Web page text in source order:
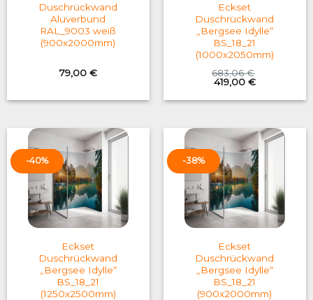
Duschrückwand
Aluverbund
RAL_9003 weiß
(900x2000mm)
79,00 €
Eckset
Duschrückwand
„Bergsee Idylle“
BS_18_21
(1000x2050mm)
683,06€
Original
price
was:
419,00 €Current
is:
-40%
Eckset
Duschrückwand
„Bergsee Idylle“
BS_18_21
(1250x2500mm)
-38%
Eckset
Duschrückwand
„Bergsee Idylle“
BS_18_21
(900x2000mm)